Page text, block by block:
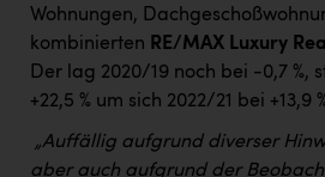
Wohnungen,
kombinierten RE/MAX Luxury
Der lag 2020/19 noch bei -0,7 %,
+22,5 % um sich 2022/21 bei +13,9
„Auffällig aufgrund diverser
aber auch aufgrund der